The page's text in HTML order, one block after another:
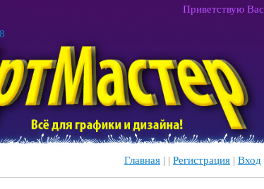
Приветствую Вас
Главная | | Регистрация | Вход